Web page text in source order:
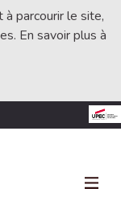
parcourir le site,
En savoir plus à